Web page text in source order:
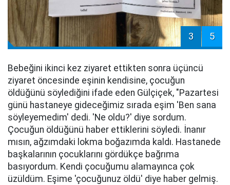
3 5
Bebeğini ikinci kez ziyaret ettikten sonra üçüncü
ziyaret öncesinde eşinin kendisine, çocuğun
öldüğünü söylediğini ifade eden Gülçiçek, "Pazartesi
günü hastaneye gideceğimiz sırada eşim 'Ben sana
söyleyemedim' dedi. 'Ne oldu?' diye sordum.
Çocuğun öldüğünü haber ettiklerini söyledi. İnanır
mısın, ağzımdaki lokma boğazımda kaldı. Hastanede
başkalarının çocuklarını gördükçe bağrıma
basıyordum. Kendi çocuğumu alamayınca çok
üzüldüm. Eşime 'çocuğunuz öldü' diye haber gelmiş.